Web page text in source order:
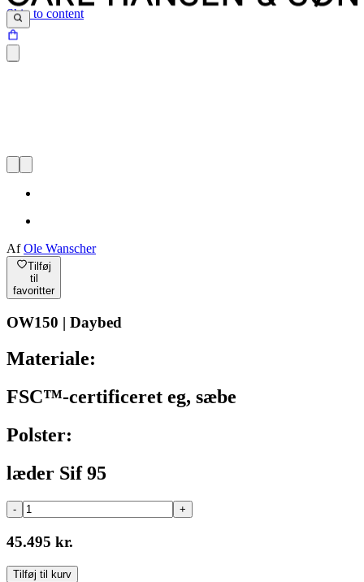
Skip to content
AfOle Wanscher
Tilføj
til
favoritter
OW150 | Daybed
Materiale:
FSC™-certificeret eg, sæbe
Polster:
læder Sif 95
- +
45.495 kr.
Tilføj til kurv